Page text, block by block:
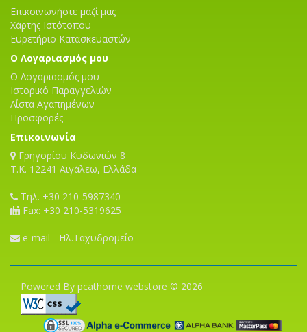
Επικοινωνήστε μαζί μας
Χάρτης Ιστότοπου
Ευρετήριο Κατασκευαστών
Ο Λογαριασμός μου
Ο Λογαριασμός μου
Ιστορικό Παραγγελιών
Λίστα Αγαπημένων
Προσφορές
Επικοινωνία
Γρηγορίου Κυδωνιών 8
T.K. 12241 Αιγάλεω, Ελλάδα
Τηλ. +30 210-5987340
Fax: +30 210-5319625
e-mail - Ηλ.Ταχυδρομείο
Powered By pcathome webstore © 2026